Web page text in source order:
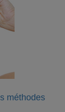
méthodes